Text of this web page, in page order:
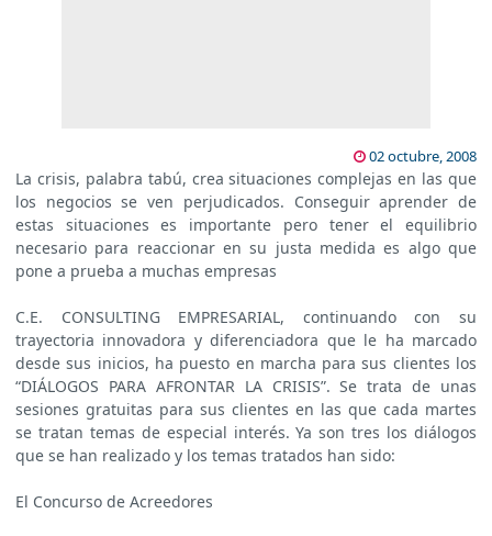
02 octubre, 2008
La crisis, palabra tabú, crea situaciones complejas en las que
los negocios se ven perjudicados. Conseguir aprender de
estas situaciones es importante pero tener el equilibrio
necesario para reaccionar en su justa medida es algo que
pone a prueba a muchas empresas
C.E. CONSULTING EMPRESARIAL, continuando con su
trayectoria innovadora y diferenciadora que le ha marcado
desde sus inicios, ha puesto en marcha para sus clientes los
“DIÁLOGOS PARA AFRONTAR LA CRISIS”. Se trata de unas
sesiones gratuitas para sus clientes en las que cada martes
se tratan temas de especial interés. Ya son tres los diálogos
que se han realizado y los temas tratados han sido:
El Concurso de Acreedores